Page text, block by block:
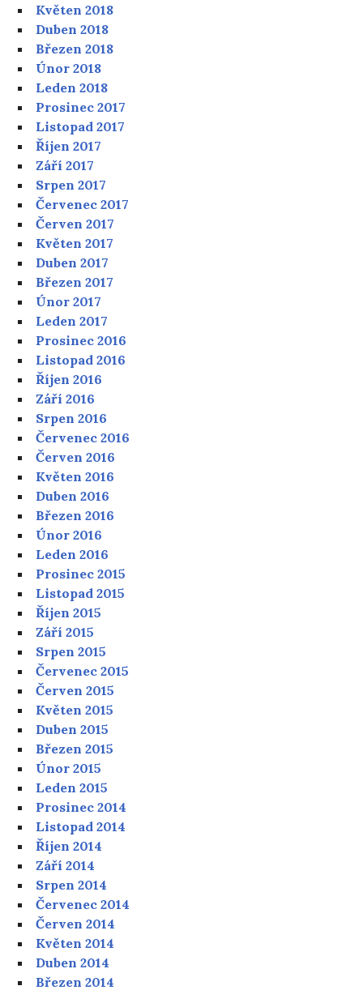
Květen 2018
Duben 2018
Březen 2018
Únor 2018
Leden 2018
Prosinec 2017
Listopad 2017
Říjen 2017
Září 2017
Srpen 2017
Červenec 2017
Červen 2017
Květen 2017
Duben 2017
Březen 2017
Únor 2017
Leden 2017
Prosinec 2016
Listopad 2016
Říjen 2016
Září 2016
Srpen 2016
Červenec 2016
Červen 2016
Květen 2016
Duben 2016
Březen 2016
Únor 2016
Leden 2016
Prosinec 2015
Listopad 2015
Říjen 2015
Září 2015
Srpen 2015
Červenec 2015
Červen 2015
Květen 2015
Duben 2015
Březen 2015
Únor 2015
Leden 2015
Prosinec 2014
Listopad 2014
Říjen 2014
Září 2014
Srpen 2014
Červenec 2014
Červen 2014
Květen 2014
Duben 2014
Březen 2014